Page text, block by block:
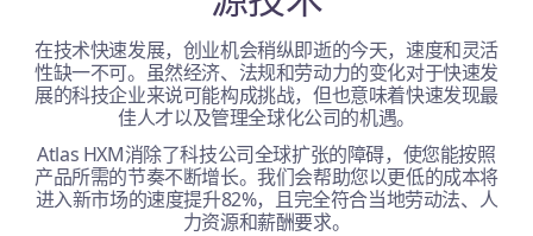
在技术快速发展，创业机会稍纵即逝的今天，速度和灵活
性缺一不可。虽然经济、法规和劳动力的变化对于快速发
展的科技企业来说可能构成挑战，但也意味着快速发现最
佳人才以及管理全球化公司的机遇。
Atlas HXM消除了科技公司全球扩张的障碍，使您能按照
产品所需的节奏不断增长。我们会帮助您以更低的成本将
进入新市场的速度提升82%，且完全符合当地劳动法、人
力资源和薪酬要求。